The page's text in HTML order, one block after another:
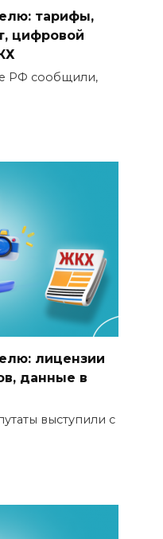
тарифы,
цифровой
РФ сообщили,
лицензии
данные в
выступили с